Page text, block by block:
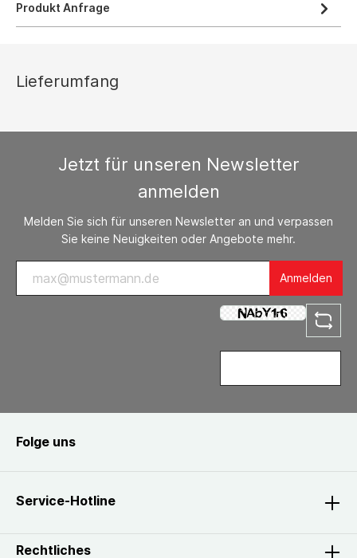
Produkt Anfrage
Lieferumfang
Jetzt für unseren Newsletter
anmelden
Melden Sie sich für unseren Newsletter an und verpassen
Sie keine Neuigkeiten oder Angebote mehr.
Anmelden
Service-Hotline
Folge uns
Rechtliches